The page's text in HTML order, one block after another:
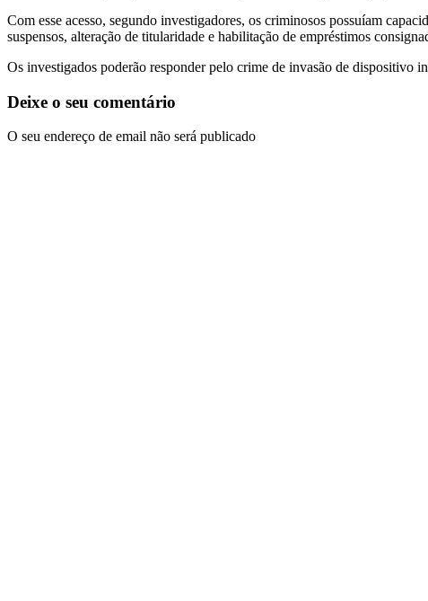
Com esse acesso, segundo investigadores, os criminosos possuíam
suspensos, alteração de titularidade e habilitação de empréstimos
Os investigados poderão responder pelo crime de invasão de dispositivo
Deixe o seu comentário
O seu endereço de email não será publicado